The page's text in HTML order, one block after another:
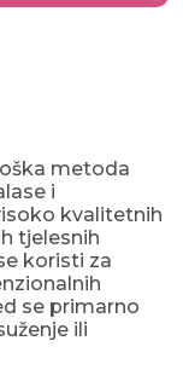
metoda
i
kvalitetnih
tjelesnih
koristi za
se primarno
ili